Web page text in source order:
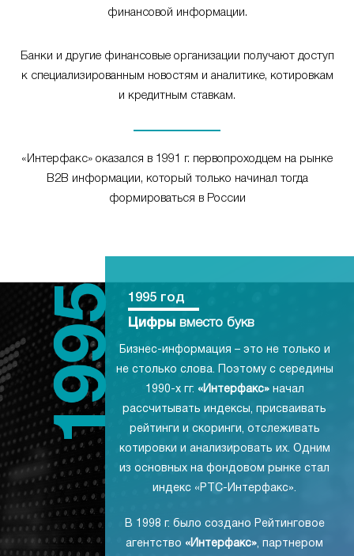
финансовой информации.
Банки и другие финансовые организации получают доступ
к специализированным новостям и аналитике, котировкам
и кредитным ставкам.
«Интерфакс» оказался в 1991 г. первопроходцем на рынке
B2B информации, который только начинал тогда
формироваться в России
1995 год
Цифры вместо букв
Бизнес-информация – это не только и
не столько слова. Поэтому с середины
1990-х гг. «Интерфакс»начал
рассчитывать индексы, присваивать
рейтинги и скоринги, отслеживать
котировки и анализировать их. Одним
из основных на фондовом рынке стал
индекс «РТС-Интерфакс».
В 1998 г. было создано Рейтинговое
агентство «Интерфакс», партнером